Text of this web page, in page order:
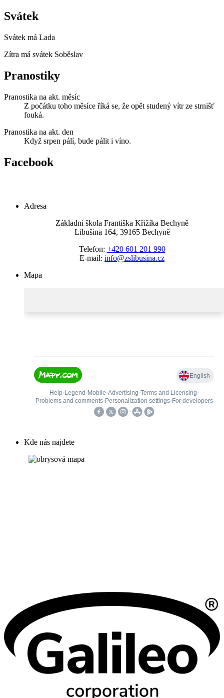
Svátek
Svátek má Lada
Zítra má svátek Soběslav
Pranostiky
Pranostika na akt. měsíc
Z počátku toho měsíce říká se, že opět studený vítr ze strnišť
fouká.
Pranostika na akt. den
Když srpen pálí, bude pálit i víno.
Facebook
Adresa
Základní škola Františka Křižíka Bechyně
Libušina 164, 39165 Bechyně
Telefon: +420 601 201 990
E-mail: info@zslibusina.cz
Mapa
Kde nás najdete